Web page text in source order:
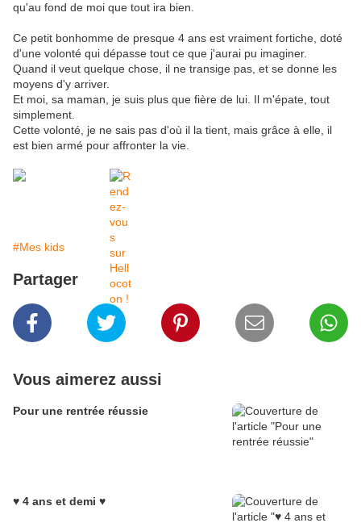
qu'au fond de moi que tout ira bien.
Ce petit bonhomme de presque 4 ans est vraiment fortiche, doté
d'une volonté qui dépasse tout ce que j'aurai pu imaginer.
Quand il veut quelque chose, il ne transige pas, et se donne les
moyens d'y arriver.
Et moi, sa maman, je suis plus que fière de lui. Il m'épate, tout
simplement.
Cette volonté, je ne sais pas d'où il la tient, mais grâce à elle, il
est bien armé pour affronter la vie.
#Mes kids
Partager
Vous aimerez aussi
Pour une rentrée réussie
♥ 4 ans et demi ♥